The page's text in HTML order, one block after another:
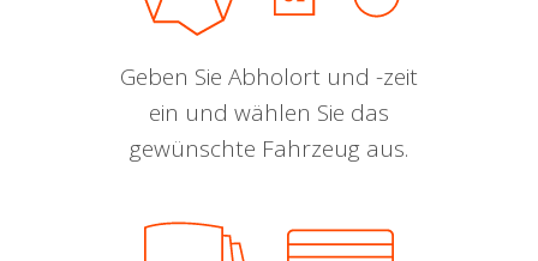
Geben Sie Abholort und -zeit
ein und wählen Sie das
gewünschte Fahrzeug aus.